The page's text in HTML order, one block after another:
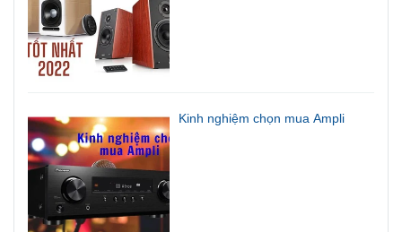
Kinh nghiệm chọn mua Ampli